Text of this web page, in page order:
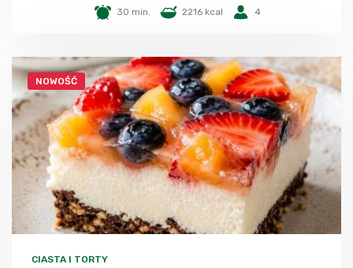
30 min. 2216 kcal 4
NOWOŚĆ
CIASTA I TORTY